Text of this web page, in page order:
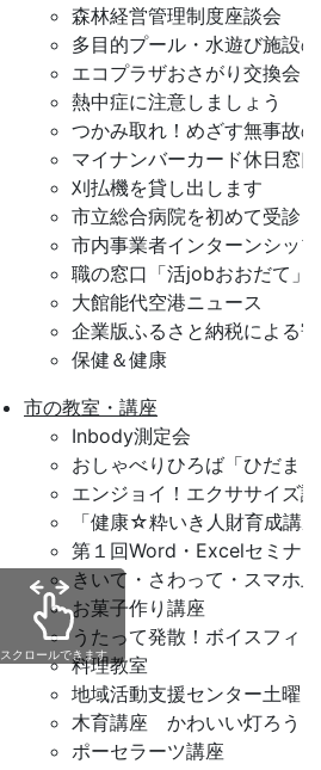
森林経営管理制度座談会
多目的プール・水遊び施設
エコプラザおさがり交換会
熱中症に注意しましょう
つかみ取れ！めざす無事故
マイナンバーカード休日窓
刈払機を貸し出します
市立総合病院を初めて受診
市内事業者インターンシッ
職の窓口「活jobおおだて」
大館能代空港ニュース
企業版ふるさと納税による
保健＆健康
市の教室・講座
Inbody測定会
おしゃべりひろば「ひだま
エンジョイ！エクササイズ
「健康☆粋いき人財育成講
第１回Word・Excelセミナー
きいて・さわって・スマホ
お菓子作り講座
うたって発散！ボイスフィ
料理教室
地域活動支援センター土曜
木育講座 かわいい灯ろう
ポーセラーツ講座
スクロールできます